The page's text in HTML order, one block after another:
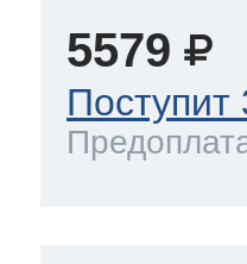
5579
Поступит